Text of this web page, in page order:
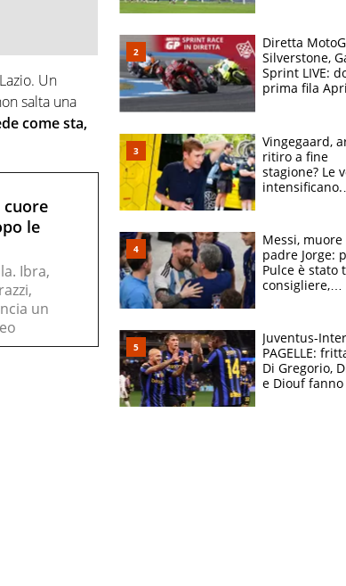
Un
salta una
come sta,
cuore
le
Ibra,
un
Diretta
Silverstone,
Sprint LIVE:
prima fila
Vingegaard,
ritiro a fine
stagione? Le
intensificano.
vuole la
Messi, muore
padre Jorge:
Pulce è stato
consigliere,
Juventus-Inter
PAGELLE:
Di Gregorio,
e Diouf fanno